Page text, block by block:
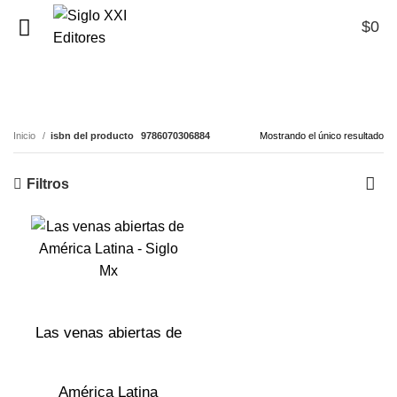
$0
Inicio isbn del producto 9786070306884 Mostrando el único resultado
Filtros
Las venas abiertas de
América Latina